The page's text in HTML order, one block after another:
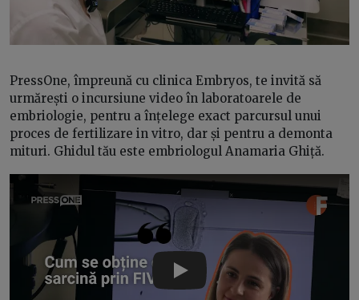
PressOne, împreună cu clinica Embryos, te invită să
urmărești o incursiune video în laboratoarele de
embriologie, pentru a înțelege exact parcursul unui
proces de fertilizare in vitro, dar și pentru a demonta
mituri. Ghidul tău este embriologul Anamaria Ghiță.
Play